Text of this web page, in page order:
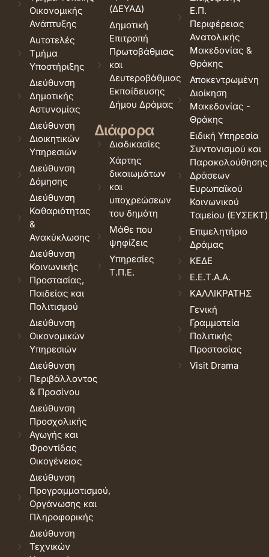
Οικονομικής
Ανάπτυξης
Αυτοτελές
Τμήμα
Υποστήριξης
Διεύθυνση
Δημοτικής
Αστυνομίας
Διεύθυνση
Διοικητικών
Υπηρεσιών
Διεύθυνση
Δόμησης
Διεύθυνση
Καθαριότητας
&
Ανακύκλωσης
Διεύθυνση
Κοινωνικής
Προστασίας,
Παιδείας και
Πολιτισμού
Διεύθυνση
Οικονομικών
Υπηρεσιών
Διεύθυνση
Περιβάλλοντος
& Πρασίνου
Διεύθυνση
Προσχολικής
Αγωγής και
Φροντίδας
Οικογένειας
Διεύθυνση
Προγραμματισμού,
Οργάνωσης και
Πληροφορικής
Διεύθυνση
Τεχνικών
(ΔΕΥΑΔ)
Δημοτική
Επιτροπή
Πρωτοβάθμιας
και
Δευτεροβάθμιας
Εκπαίδευσης
Δήμου Δράμας
Διάφορα
Διαδικασίες
Χάρτης
δικαιωμάτων
και
υποχρεώσεων
του δημότη
Μάθε που
ψηφίζεις
Υπηρεσίες
Τ.Π.Ε.
Ε.Π.
Περιφέρειας
Ανατολικής
Μακεδονίας &
Θράκης
Αποκεντρωμένη
Διοίκηση
Μακεδονίας -
Θράκης
Ειδική Υπηρεσία
Συντονισμού και
Παρακολούθησης
Δράσεων
Ευρωπαϊκού
Κοινωνικού
Ταμείου (ΕΥΣΕΚΤ)
Επιμελητήριο
Δράμας
ΚΕΔΕ
Ε.Ε.Τ.Α.Α.
ΚΑΛΛΙΚΡΑΤΗΣ
Γενική
Γραμματεία
Πολιτικής
Προστασίας
Visit Drama